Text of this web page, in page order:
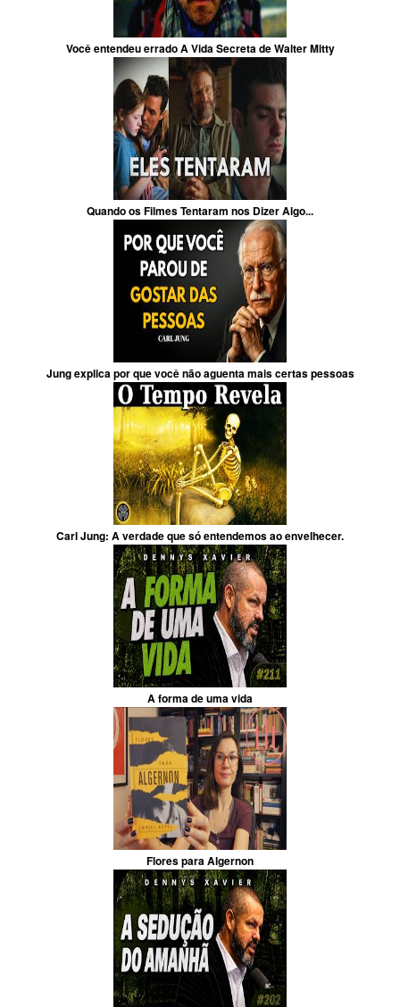
Você entendeu errado A Vida Secreta de Walter Mitty
Quando os Filmes Tentaram nos Dizer Algo...
Jung explica por que você não aguenta mais certas pessoas
Carl Jung: A verdade que só entendemos ao envelhecer.
A forma de uma vida
Flores para Algernon